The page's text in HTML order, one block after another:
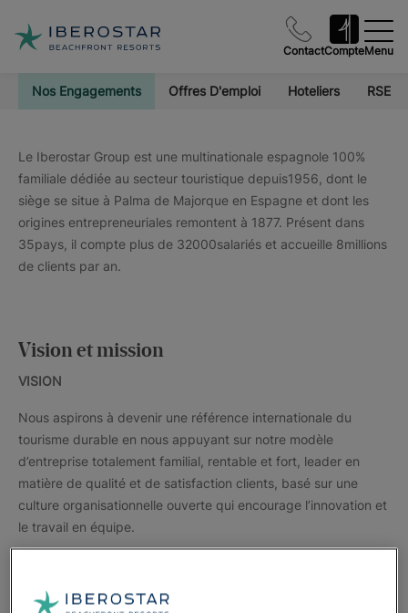
ContactCompteMenu
Nos Engagements Offres D'emploi Hoteliers RSE
Le Iberostar Group est une multinationale espagnole 100%
familiale dédiée au secteur touristique depuis1956, dont le
siège se situe à Palma de Majorque en Espagne et dont les
origines entrepreneuriales remontent à 1877. Présent dans
35pays, il compte plus de 32000salariés et accueille 8millions
de clients par an.
Vision et mission
VISION
Nous aspirons à devenir une référence internationale du
tourisme durable en nous appuyant sur notre modèle
d’entreprise totalement familial, rentable et fort, leader en
matière de qualité et de satisfaction clients, basé sur une
culture organisationnelle ouverte qui encourage l’innovation et
le travail en équipe.
Nous offrons des expériences de vacances inoubliables, dans